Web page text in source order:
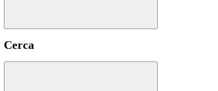
Cerca